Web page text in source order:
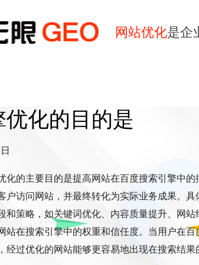
网站优化是企
化的目的是
化的主要目的是提高网站在百度搜索引擎中的
户访问网站，并最终转化为实际业务成果。具
和策略，如关键词优化、内容质量提升、网站
站在搜索引擎中的权重和信任度。当用户在百
经过优化的网站能够更容易地出现在搜索结果